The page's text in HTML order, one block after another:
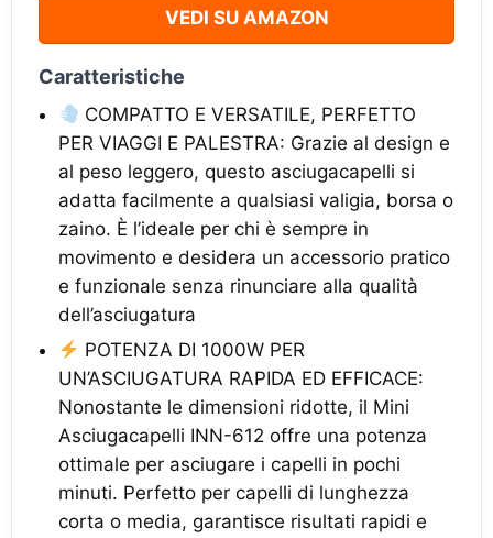
VEDI SU AMAZON
Caratteristiche
COMPATTO E VERSATILE, PERFETTO
PER VIAGGI E PALESTRA: Grazie al design e
al peso leggero, questo asciugacapelli si
adatta facilmente a qualsiasi valigia, borsa o
zaino. È l’ideale per chi è sempre in
movimento e desidera un accessorio pratico
e funzionale senza rinunciare alla qualità
dell’asciugatura
POTENZA DI 1000W PER
UN’ASCIUGATURA RAPIDA ED EFFICACE:
Nonostante le dimensioni ridotte, il Mini
Asciugacapelli INN-612 offre una potenza
ottimale per asciugare i capelli in pochi
minuti. Perfetto per capelli di lunghezza
corta o media, garantisce risultati rapidi e